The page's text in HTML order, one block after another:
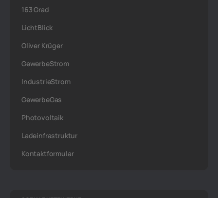
163 Grad
LichtBlick
Oliver Krüger
GewerbeStrom
IndustrieStrom
GewerbeGas
Photovoltaik
Ladeinfrastruktur
Kontaktformular